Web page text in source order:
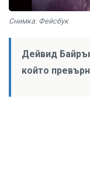
Снимка: Фейсбук
Дейвид
който